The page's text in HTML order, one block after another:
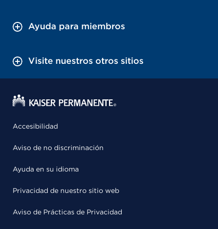
Ayuda para miembros
Visite nuestros otros sitios
Accesibilidad
Aviso de no discriminación
Ayuda en su idioma
Privacidad de nuestro sitio web
Aviso de Prácticas de Privacidad